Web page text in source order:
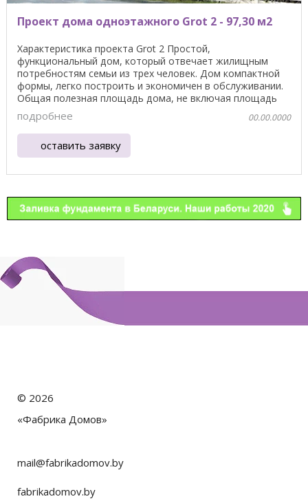
Проект дома одноэтажного Grot 2 - 97,30 м2
Характеристика проекта Grot 2 Простой,
функциональный дом, который отвечает жилищным
потребностям семьи из трех человек. Дом компактной
формы, легко построить и экономичен в обслуживании.
Общая полезная площадь дома, не включая площадь
гаража, ...
подробнее 00.00.0000
оставить заявку
© 2026
«Фабрика Домов»
mail@fabrikadomov.by
fabrikadomov.by